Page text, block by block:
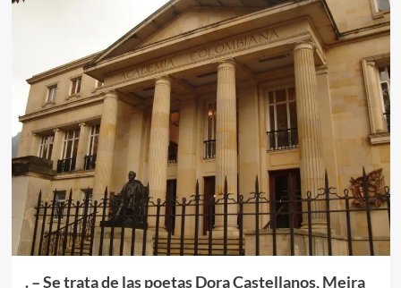
. – Se trata de las poetas Dora Castellanos, Meira